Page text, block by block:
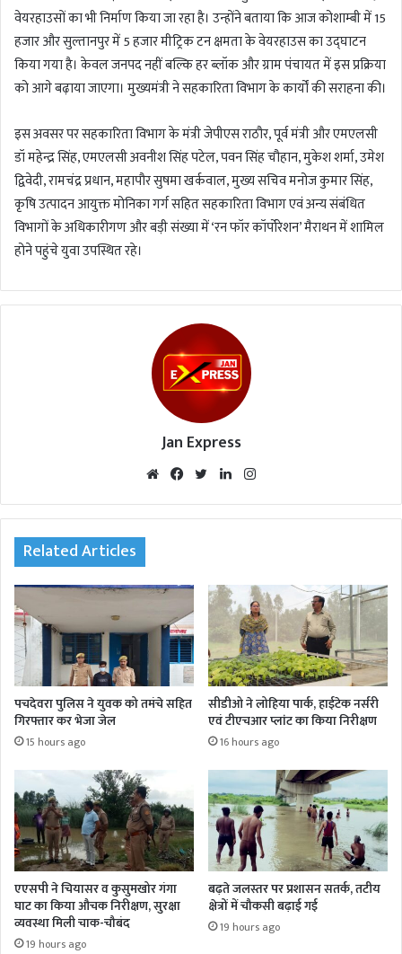
वेयरहाउसों का भी निर्माण किया जा रहा है। उन्होंने बताया कि आज कोशाम्बी में 15
हजार और सुल्तानपुर में 5 हजार मीट्रिक टन क्षमता के वेयरहाउस का उद्घाटन
किया गया है। केवल जनपद नहीं बल्कि हर ब्लॉक और ग्राम पंचायत में इस प्रक्रिया
को आगे बढ़ाया जाएगा। मुख्यमंत्री ने सहकारिता विभाग के कार्यों की सराहना की।
इस अवसर पर सहकारिता विभाग के मंत्री जेपीएस राठौर, पूर्व मंत्री और एमएलसी
डॉ महेन्द्र सिंह, एमएलसी अवनीश सिंह पटेल, पवन सिंह चौहान, मुकेश शर्मा, उमेश
द्विवेदी, रामचंद्र प्रधान, महापौर सुषमा खर्कवाल, मुख्य सचिव मनोज कुमार सिंह,
कृषि उत्पादन आयुक्त मोनिका गर्ग सहित सहकारिता विभाग एवं अन्य संबंधित
विभागों के अधिकारीगण और बड़ी संख्या में ‘रन फॉर कॉर्पोरेशन’ मैराथन में शामिल
होने पहुंचे युवा उपस्थित रहे।
Jan Express
We
te
Fac
oo
Twi
r
Lin
In am
Related Articles
पचदेवरा पुलिस ने युवक को तमंचे सहित
गिरफ्तार कर भेजा जेल
15 hours ago
सीडीओ ने लोहिया पार्क, हाईटेक नर्सरी
एवं टीएचआर प्लांट का किया निरीक्षण
16 hours ago
एएसपी ने चियासर व कुसुमखोर गंगा
घाट का किया औचक निरीक्षण, सुरक्षा
व्यवस्था मिली चाक-चौबंद
19 hours ago
बढ़ते जलस्तर पर प्रशासन सतर्क, तटीय
क्षेत्रों में चौकसी बढ़ाई गई
19 hours ago